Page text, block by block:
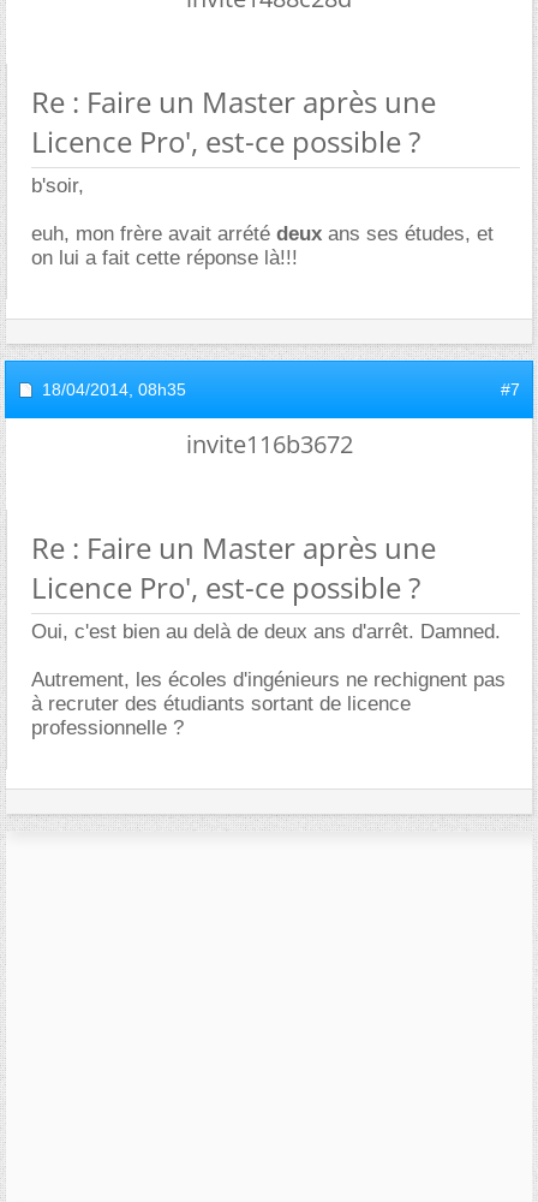
Re : Faire un Master après une
Licence Pro', est-ce possible ?
b'soir,
euh, mon frère avait arrété deux ans ses études, et
on lui a fait cette réponse là!!!
18/04/2014, 08h35 #7
invite116b3672
Re : Faire un Master après une
Licence Pro', est-ce possible ?
Oui, c'est bien au delà de deux ans d'arrêt. Damned.
Autrement, les écoles d'ingénieurs ne rechignent pas
à recruter des étudiants sortant de licence
professionnelle ?